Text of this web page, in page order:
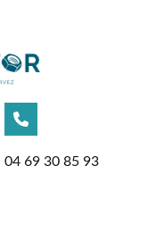
04 69 30 85 93